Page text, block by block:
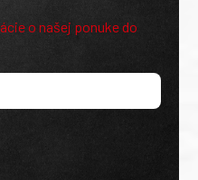
o našej ponuke do